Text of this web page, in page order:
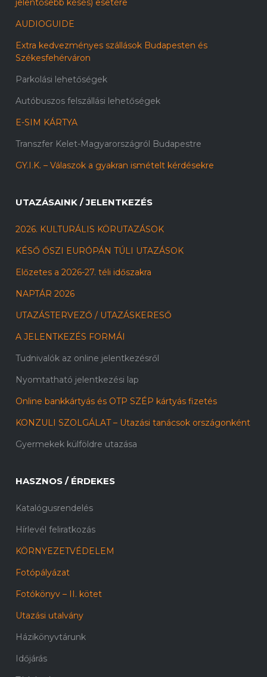
jelentősebb késés) esetére
AUDIOGUIDE
Extra kedvezményes szállások Budapesten és
Székesfehérváron
Parkolási lehetőségek
Autóbuszos felszállási lehetőségek
E-SIM KÁRTYA
Transzfer Kelet-Magyarországról Budapestre
GY.I.K. – Válaszok a gyakran ismételt kérdésekre
UTAZÁSAINK / JELENTKEZÉS
2026. KULTURÁLIS KÖRUTAZÁSOK
KÉSŐ ŐSZI EURÓPÁN TÚLI UTAZÁSOK
Előzetes a 2026-27. téli időszakra
NAPTÁR 2026
UTAZÁSTERVEZŐ / UTAZÁSKERESŐ
A JELENTKEZÉS FORMÁI
Tudnivalók az online jelentkezésről
Nyomtatható jelentkezési lap
Online bankkártyás és OTP SZÉP kártyás fizetés
KONZULI SZOLGÁLAT – Utazási tanácsok országonként
Gyermekek külföldre utazása
HASZNOS / ÉRDEKES
Katalógusrendelés
Hírlevél feliratkozás
KÖRNYEZETVÉDELEM
Fotópályázat
Fotókönyv – II. kötet
Utazási utalvány
Házikönyvtárunk
Időjárás